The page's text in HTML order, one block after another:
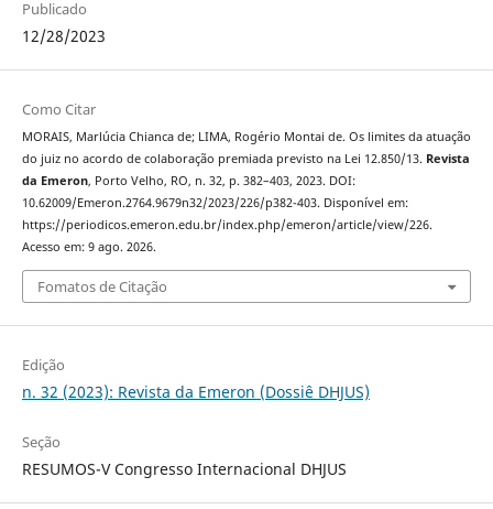
Publicado
12/28/2023
Como Citar
MORAIS, Marlúcia Chianca de; LIMA, Rogério Montai de. Os limites da atuação
do juiz no acordo de colaboração premiada previsto na Lei 12.850/13. Revista
da Emeron, Porto Velho, RO, n. 32, p. 382–403, 2023. DOI:
10.62009/Emeron.2764.9679n32/2023/226/p382-403. Disponível em:
https://periodicos.emeron.edu.br/index.php/emeron/article/view/226.
Acesso em: 9 ago. 2026.
Fomatos de Citação
Edição
n. 32 (2023): Revista da Emeron (Dossiê DHJUS)
Seção
RESUMOS-V Congresso Internacional DHJUS